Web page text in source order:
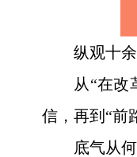
纵观十
从“在改
信，再到“前
底气从